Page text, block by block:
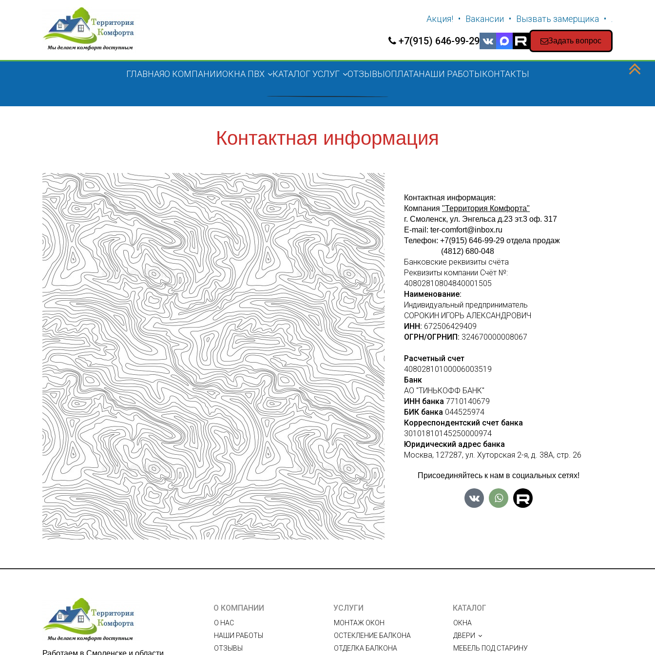
Задать вопрос
Акция! Вакансии Вызвать замерщика
+7(915) 646-99-29
ГЛАВНАЯО КОМПАНИИОКНА ПВХ КАТАЛОГ УСЛУГ ОТЗЫВЫОПЛАТАНАШИ РАБОТЫКОНТАКТЫ
Контактная информация
Контактная информация:
Компания "Территория Комфорта"
г. Смоленск, ул. Энгельса д.23 эт.3 оф. 317
E-mail: ter-comfort@inbox.ru
Телефон: +7(915) 646-99-29 отдела продаж
(4812) 680-048
Банковские реквизиты счёта
Реквизиты компании Счёт №:
40802810804840001505
Наименование:
Индивидуальный предприниматель
СОРОКИН ИГОРЬ АЛЕКСАНДРОВИЧ
ИНН: 672506429409
ОГРН/ОГРНИП: 324670000008067
Расчетный счет
40802810100006003519
Банк
АО "ТИНЬКОФФ БАНК"
ИНН банка 7710140679
БИК банка 044525974
Корреспондентский счет банка
30101810145250000974
Юридический адрес банка
Москва, 127287, ул. Хуторская 2-я, д. 38А, стр. 26
Присоединяйтесь к нам в социальных сетях!
Работаем в Смоленске и области
О КОМПАНИИ
О НАС
НАШИ РАБОТЫ
ОТЗЫВЫ
УСЛУГИ
МОНТАЖ ОКОН
ОСТЕКЛЕНИЕ БАЛКОНА
ОТДЕЛКА БАЛКОНА
КАТАЛОГ
ОКНА
ДВЕРИ
МЕБЕЛЬ ПОД СТАРИНУ